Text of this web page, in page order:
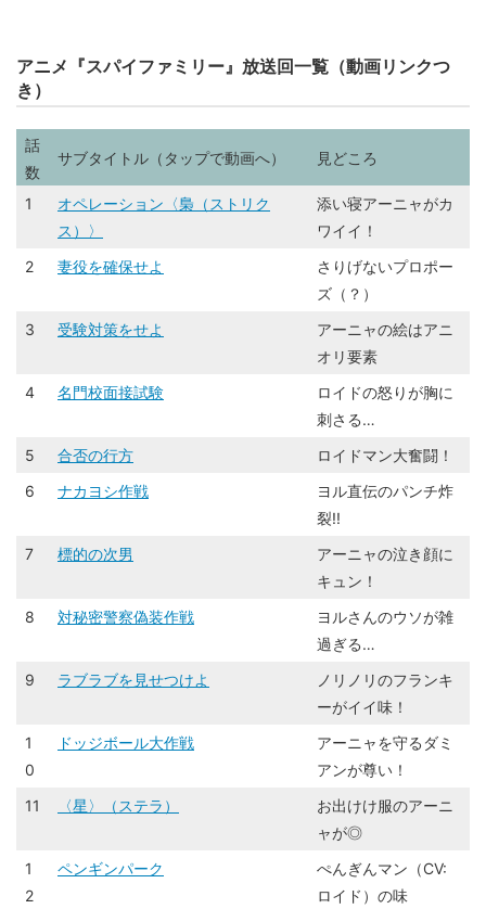
アニメ『スパイファミリー』放送回一覧（動画リンクつ
き）
話
数
サブタイトル（タップで動画へ） 見どころ
1
オペレーション〈梟（ストリク
ス）〉
添い寝アーニャがカ
ワイイ！
2
妻役を確保せよ
さりげないプロポー
ズ（？）
3
受験対策をせよ
アーニャの絵はアニ
オリ要素
4
名門校面接試験
ロイドの怒りが胸に
刺さる…
5
合否の行方
ロイドマン大奮闘！
6
ナカヨシ作戦
ヨル直伝のパンチ炸
裂!!
7
標的の次男
アーニャの泣き顔に
キュン！
8
対秘密警察偽装作戦
ヨルさんのウソが雑
過ぎる…
9
ラブラブを見せつけよ
ノリノリのフランキ
ーがイイ味！
1
0
ドッジボール大作戦
アーニャを守るダミ
アンが尊い！
11
〈星〉（ステラ）
お出けけ服のアーニ
ャが◎
1
2
ペンギンパーク
ぺんぎんマン（CV:
ロイド）の味